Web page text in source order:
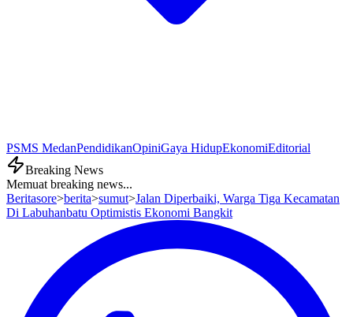
PSMS MedanPendidikanOpiniGaya HidupEkonomiEditorial
Breaking News
Memuat breaking news...
Beritasore>berita>sumut>Jalan Diperbaiki, Warga Tiga Kecamatan
Di Labuhanbatu Optimistis Ekonomi Bangkit